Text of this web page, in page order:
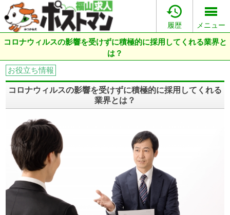

履歴 メニュー
コロナウィルスの影響を受けずに積極的に採用してくれる業界と
は？
お役立ち情報
コロナウィルスの影響を受けずに積極的に採用してくれる
業界とは？